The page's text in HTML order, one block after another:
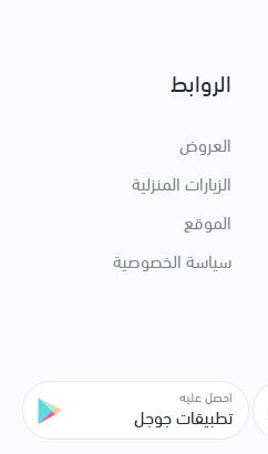
الروابط
العروض
الزيارات المنزلية
الموقع
سياسة الخصوصية
احصل عليه
تطبيقات جوجل